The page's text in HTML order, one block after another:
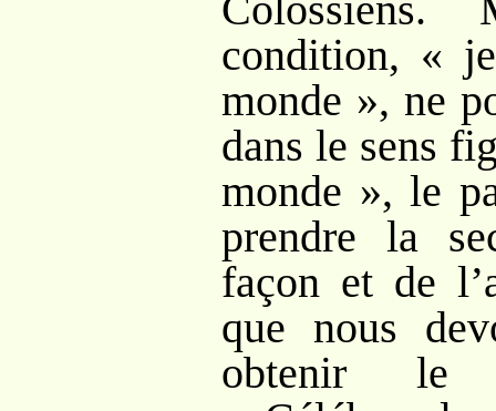
condition, «
monde », ne
dans le sens
monde », le
prendre la
façon et de
que nous
obtenir le